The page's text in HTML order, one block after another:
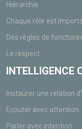
Hiérarchie
Chaque rôle est
Des règles de
Le respect
INTELLIGENCE
Instaurer une relation
Ecouter avec attention
Parler avec intention